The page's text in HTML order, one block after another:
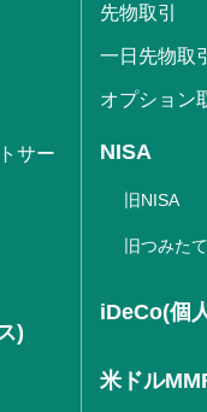
サー
)
先物取引
一日先物取引
オプション
NISA
旧NISA
旧つみた
iDeCo(個
米ドル